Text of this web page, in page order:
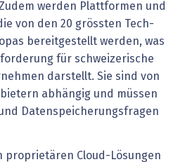
werden Plattformen und
von den 20 grössten Tech-
bereitgestellt werden, was
für schweizerische
darstellt. Sie sind von
abhängig und müssen
Datenspeicherungsfragen
proprietären Cloud-Lösungen